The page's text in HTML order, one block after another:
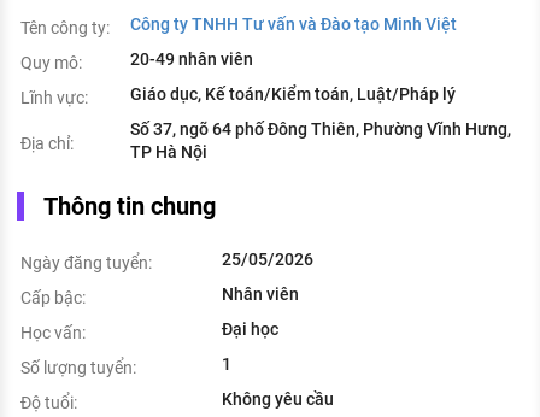
Tên công ty:
Công ty TNHH Tư vấn và Đào tạo Minh Việt
Quy mô:
20-49 nhân viên
Lĩnh vực:
Giáo dục, Kế toán/Kiểm toán, Luật/Pháp lý
Địa chỉ:
Số 37, ngõ 64 phố Đông Thiên, Phường Vĩnh Hưng,
TP Hà Nội
Thông tin chung
Ngày đăng tuyển:
25/05/2026
Cấp bậc:
Nhân viên
Học vấn:
Đại học
Số lượng tuyển:
1
Độ tuổi:
Không yêu cầu